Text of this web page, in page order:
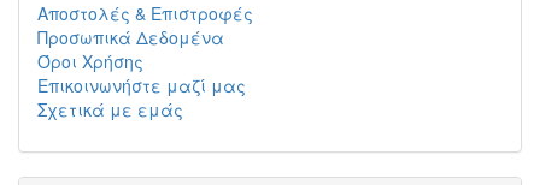
Αποστολές & Επιστροφές
Προσωπικά Δεδομένα
Όροι Χρήσης
Επικοινωνήστε μαζί μας
Σχετικά με εμάς